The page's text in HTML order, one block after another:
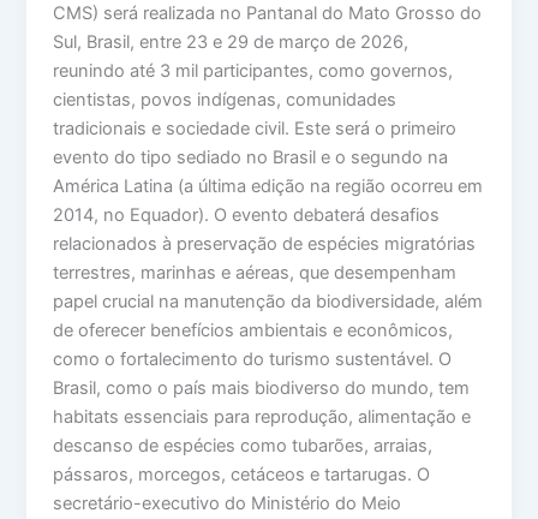
CMS) será realizada no Pantanal do Mato Grosso do
Sul, Brasil, entre 23 e 29 de março de 2026,
reunindo até 3 mil participantes, como governos,
cientistas, povos indígenas, comunidades
tradicionais e sociedade civil. Este será o primeiro
evento do tipo sediado no Brasil e o segundo na
América Latina (a última edição na região ocorreu em
2014, no Equador). O evento debaterá desafios
relacionados à preservação de espécies migratórias
terrestres, marinhas e aéreas, que desempenham
papel crucial na manutenção da biodiversidade, além
de oferecer benefícios ambientais e econômicos,
como o fortalecimento do turismo sustentável. O
Brasil, como o país mais biodiverso do mundo, tem
habitats essenciais para reprodução, alimentação e
descanso de espécies como tubarões, arraias,
pássaros, morcegos, cetáceos e tartarugas. O
secretário-executivo do Ministério do Meio